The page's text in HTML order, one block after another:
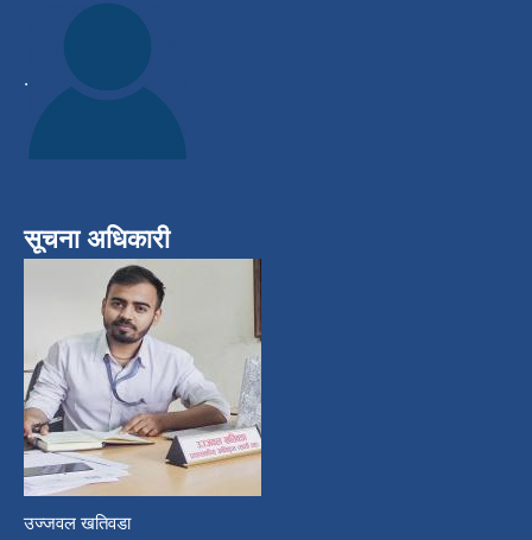
.
सूचना अधिकारी
उज्जवल खतिवडा